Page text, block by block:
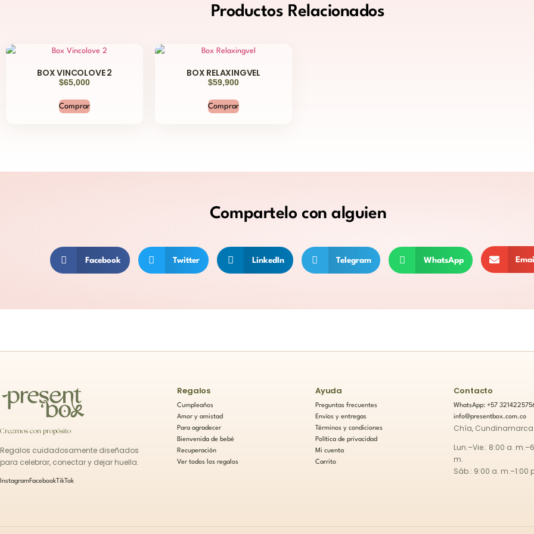
Productos Relacionados
BOX VINCOLOVE 2
$65,000
Comprar
BOX RELAXINGVEL
$59,900
Comprar
Compartelo con alguien
Facebook Twitter LinkedIn Telegram WhatsApp
Creamos con propósito
Regalos cuidadosamente diseñados
para celebrar, conectar y dejar huella.
InstagramFacebookTikTok
Regalos
Cumpleaños
Amor y amistad
Para agradecer
Bienvenida de bebé
Recuperación
Ver todos los regalos
Ayuda
Preguntas frecuentes
Envíos y entregas
Términos y condiciones
Política de privacidad
Mi cuenta
Carrito
Contacto
WhatsApp: +57
info@presentbox.com.co
Chía, Cundinamarca
Lun.–Vie.: 8:00 a.
m.
Sáb.: 9:00 a. m.–1:00